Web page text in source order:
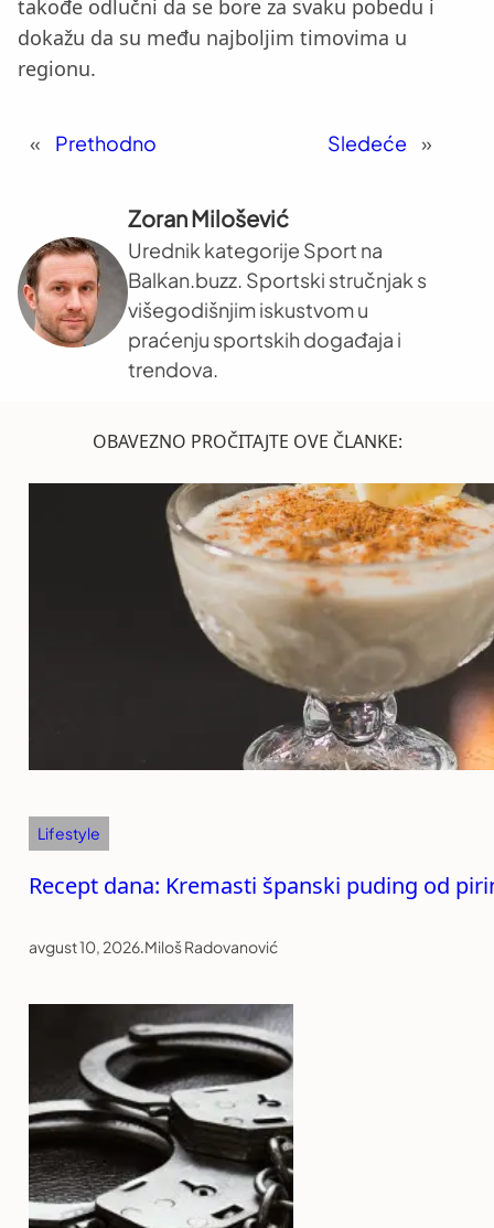
takođe odlučni da se bore za svaku pobedu i
dokažu da su među najboljim timovima u
regionu.
« Prethodno Sledeće »
Zoran Milošević
Urednik kategorije Sport na
Balkan.buzz. Sportski stručnjak s
višegodišnjim iskustvom u
praćenju sportskih događaja i
trendova.
OBAVEZNO PROČITAJTE OVE ČLANKE:
Lifestyle
Recept dana: Kremasti španski puding od
avgust 10, 2026.Miloš Radovanović